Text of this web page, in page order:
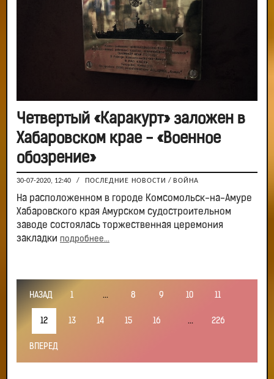
Четвертый «Каракурт» заложен в
Хабаровском крае - «Военное
обозрение»
30-07-2020, 12:40 / ПОСЛЕДНИЕ НОВОСТИ / ВОЙНА
На расположенном в городе Комсомольск-на-Амуре
Хабаровского края Амурском судостроительном
заводе состоялась торжественная церемония
закладки подробнее...
НАЗАД 1 ... 8 9 10 11
12 13 14 15 16 ... 226
ВПЕРЕД